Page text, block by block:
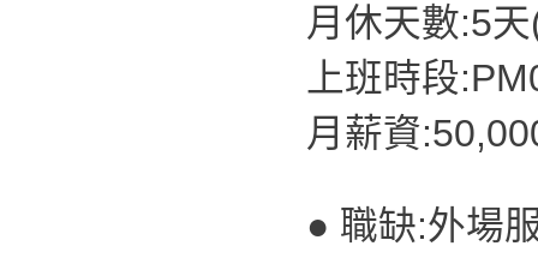
月休天數:5
上班時段
月薪資
● 職缺:外場